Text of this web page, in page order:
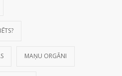
MAŅU ORGĀNI